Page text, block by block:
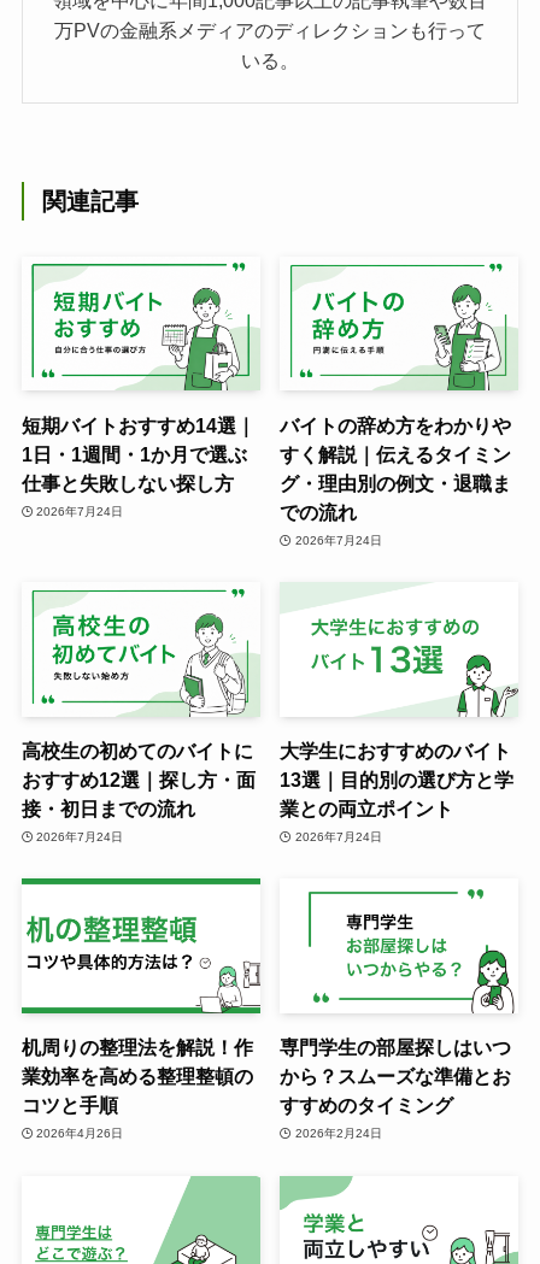
万PVの金融系メディアのディレクションも行って
いる。
関連記事
短期バイトおすすめ14選｜
1日・1週間・1か月で選ぶ
仕事と失敗しない探し方
2026年7月24日
バイトの辞め方をわかりや
すく解説｜伝えるタイミン
グ・理由別の例文・退職ま
での流れ
2026年7月24日
高校生の初めてのバイトに
おすすめ12選｜探し方・面
接・初日までの流れ
2026年7月24日
大学生におすすめのバイト
13選｜目的別の選び方と学
業との両立ポイント
2026年7月24日
机周りの整理法を解説！作
業効率を高める整理整頓の
コツと手順
2026年4月26日
専門学生の部屋探しはいつ
から？スムーズな準備とお
すすめのタイミング
2026年2月24日